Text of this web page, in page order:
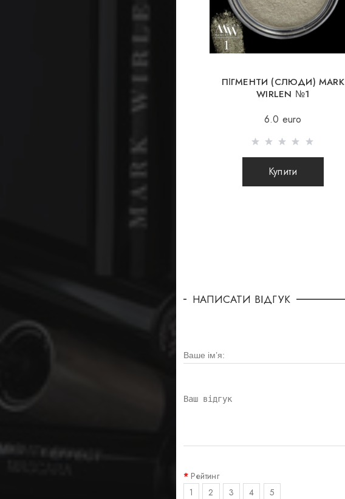
ПІГМЕНТИ (СЛЮДИ) MARK
WIRLEN №1
6.0 euro
Купити
НАПИСАТИ ВІДГУК
Рейтинг
1
2 3 4 5